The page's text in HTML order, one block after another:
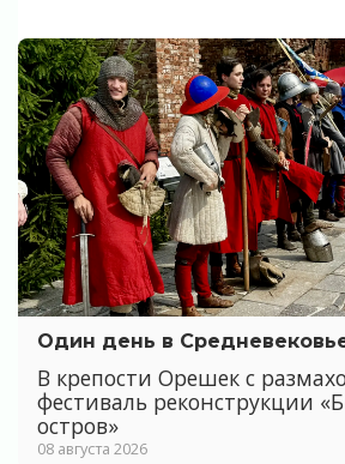
Один день в
В крепости Орешек с
фестиваль реконструкции
остров»
08 августа 2026